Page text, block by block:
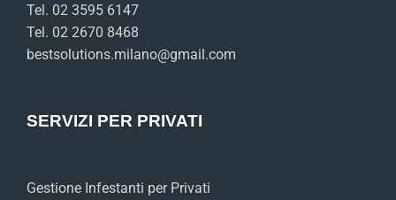
Tel. 02 3595 6147
Tel. 02 2670 8468
bestsolutions.milano@gmail.com
SERVIZI PER PRIVATI
Gestione Infestanti per Privati